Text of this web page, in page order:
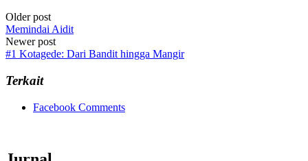
Older post
Memindai Aidit
Newer post
#1 Kotagede: Dari Bandit hingga Mangir
Terkait
Facebook Comments